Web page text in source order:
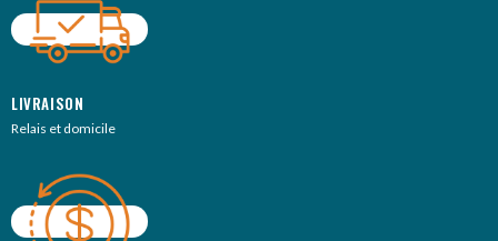
LIVRAISON
Relais et domicile